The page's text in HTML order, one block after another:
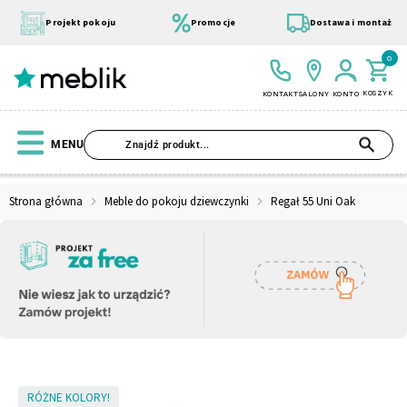
treści
Projekt pokoju Promocje Dostawa i montaż
KONTAKTSALONY KONTO KOSZYK
0
MENU
Strona główna Meble do pokoju dziewczynki Regał 55 Uni Oak
SkipRÓŻNE KOLORY!
Wszystkie Kolekcje Modułowe
Szafa Łóżko
Materace Pufy